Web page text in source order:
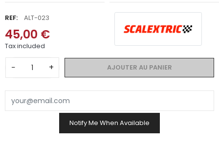
REF: ALT-023
45,00 €
Tax included
− + AJOUTER AU PANIER
Notify Me When Available